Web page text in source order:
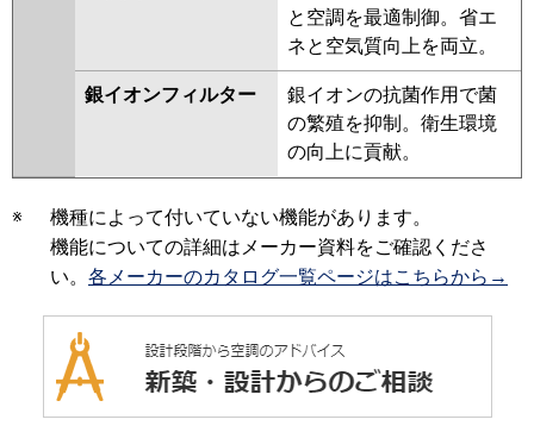
と空調を最適制御。省エ
ネと空気質向上を両立。
銀イオンフィルター
銀イオンの抗菌作用で菌
の繁殖を抑制。衛生環境
の向上に貢献。
※
機種によって付いていない機能があります。
機能についての詳細はメーカー資料をご確認くださ
い。 各メーカーのカタログ一覧ページはこちらから→